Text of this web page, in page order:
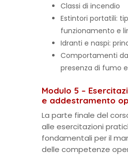
Classi di incendio
Estintori portatili:
funzionamento e
Idranti e naspi:
Comportamenti
presenza di fumo
Modulo 5 –
e addestramento
La parte finale del
alle esercitazioni
fondamentali per il
delle competenze